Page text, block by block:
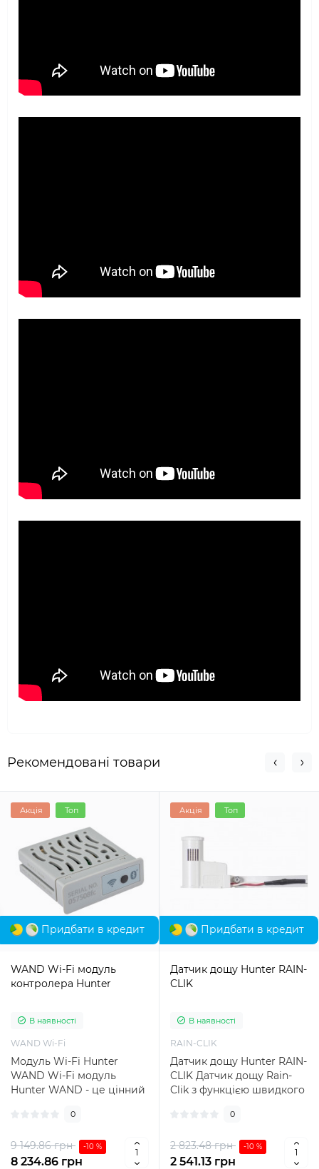
Рекомендовані товари
Акція Топ
WAND Wi-Fi модуль
контролера Hunter
В наявності
WAND Wi-Fi
Модуль Wi-Fi Hunter
WAND Wi-Fi модуль
Hunter WAND - це цінний
перетворює вашу зрош..
0
9 149.86 грн -10 %
8 234.86 грн
Придбати в кредит
Акція Топ
Датчик дощу Hunter RAIN-
CLIK
В наявності
RAIN-CLIK
Датчик дощу Hunter RAIN-
CLIK Датчик дощу Rain-
Clik з функцією швидкого
0
2 823.48 грн -10 %
2 541.13 грн
Придбати в кредит